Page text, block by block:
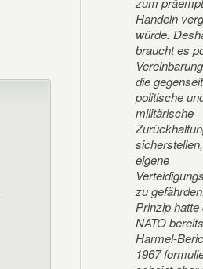
Handeln
würde.
braucht es
die
politische
militärische
eigene
zu
Prinzip hatte
NATO
Harmel-
1967